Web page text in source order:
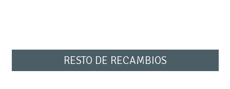
RESTO DE RECAMBIOS